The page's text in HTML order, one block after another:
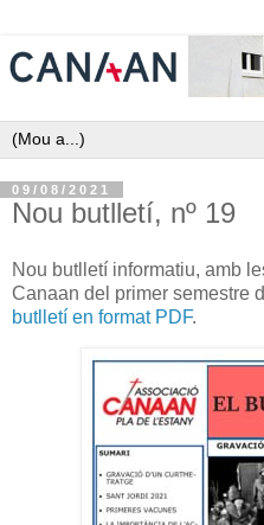
09/08/2021
Nou butlletí, nº 19
Nou butlletí informatiu, amb
Canaan del primer semestre
butlletí en format PDF.